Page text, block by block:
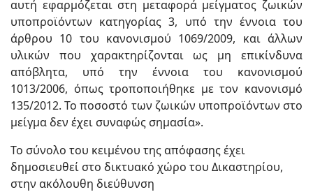
αυτή εφαρμόζεται στη μεταφορά μείγματος ζωικών
υποπροϊόντων κατηγορίας 3, υπό την έννοια του
άρθρου 10 του κανονισμού 1069/2009, και άλλων
υλικών που χαρακτηρίζονται ως μη επικίνδυνα
απόβλητα, υπό την έννοια του κανονισμού
1013/2006, όπως τροποποιήθηκε με τον κανονισμό
135/2012. Το ποσοστό των ζωικών υποπροϊόντων στο
μείγμα δεν έχει συναφώς σημασία».
Το σύνολο του κειμένου της απόφασης έχει
δημοσιευθεί στο δικτυακό χώρο του Δικαστηρίου,
στην ακόλουθη διεύθυνση